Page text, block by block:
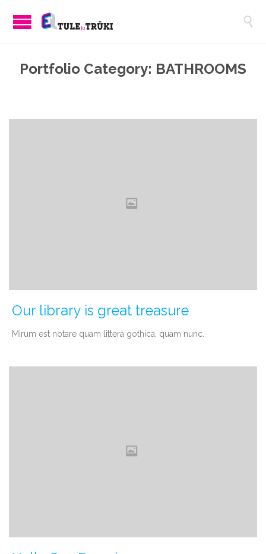

Portfolio Category: BATHROOMS
Our library is great treasure
Мirum est notare quam littera gothica, quam nunc.